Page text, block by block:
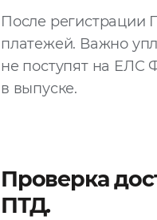
После регистрации
платежей. Важно
не поступят на ЕЛС
в выпуске.
Проверка
ПТД.